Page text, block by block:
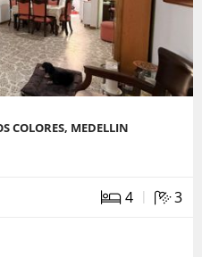
COLORES, MEDELLIN
4 | 3